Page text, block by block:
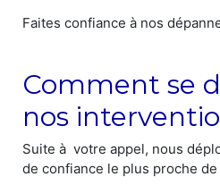
Faites confiance à nos
Comment se
nos
Suite à votre appel, nous
de confiance le plus proche